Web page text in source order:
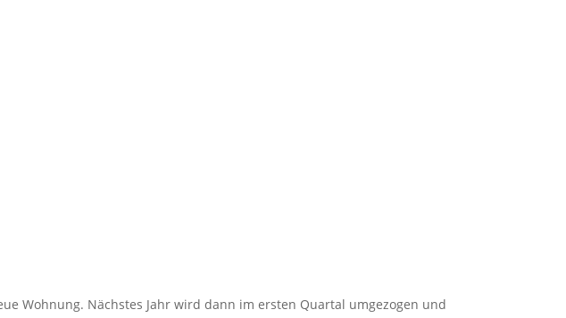
Wohnung. Nächstes Jahr wird dann im ersten Quartal umgezogen und